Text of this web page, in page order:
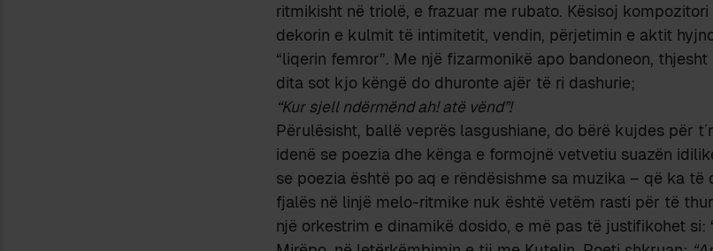
ritmikisht në triolë, e frazuar me rubato. Kësisoj
dekorin e kulmit të intimitetit, vendin, përjetimin e aktit
“liqerin femror”. Me një fizarmonikë apo bandoneon,
dita sot kjo këngë do dhuronte ajër të ri dashurie;
“Kur sjell ndërmënd ah! atë vënd”!
Përulësisht, ballë veprës lasgushiane, do bërë kujdes për
idenë se poezia dhe kënga e formojnë vetvetiu suazën
se poezia është po aq e rëndësishme sa muzika – që ka të
fjalës në linjë melo-ritmike nuk është vetëm rasti për të
një orkestrim e dinamikë dosido, e më pas të justifikohet si: